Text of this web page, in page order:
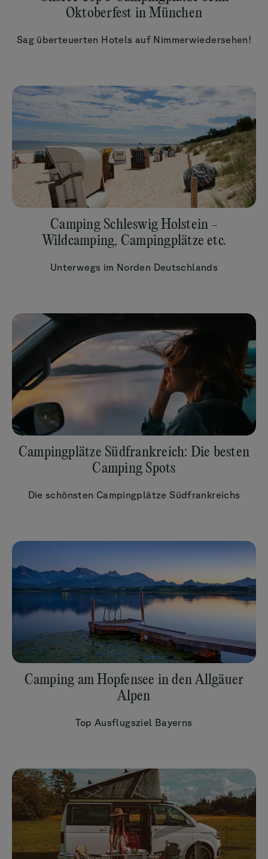
Oktoberfest in München
Sag überteuerten Hotels auf Nimmerwiedersehen!
Camping Schleswig Holstein -
Wildcamping, Campingplätze etc.
Unterwegs im Norden Deutschlands
Campingplätze Südfrankreich: Die besten
Camping Spots
Die schönsten Campingplätze Südfrankreichs
Camping am Hopfensee in den Allgäuer
Alpen
Top Ausflugsziel Bayerns